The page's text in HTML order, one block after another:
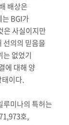
배상은
BGI가
은 사실이지만
선의의 믿음을
는 없었기
에 대해 양
이다.
루미나의 특허는
호,